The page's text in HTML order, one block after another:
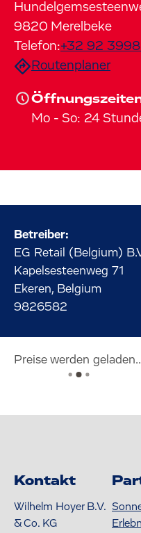
9820 Merelbeke
Telefon:+32 92
Routenplaner
Mo - So: 24
Betreiber:
EG Retail (Belgium)
Kapelsesteenweg 71
Ekeren, Belgium
9826582
Preise werden
Kontakt
Wilhelm Hoyer B.V.
& Co. KG